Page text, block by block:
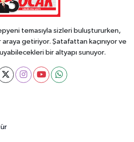
temasıyla sizleri buluştururken,
getiriyor. Şatafattan kaçınıyor ve
bir altyapı sunuyor.